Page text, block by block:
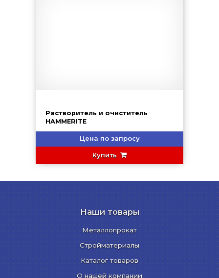
Растворитель и очиститель
HAMMERITE
Цена по запросу
Купить
Наши товары
Металлопрокат
Стройматериалы
Каталог товаров
О нашей компании